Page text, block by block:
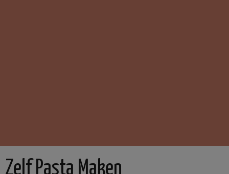
Zelf Pasta Maken